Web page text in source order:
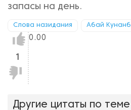
запасы на день.
Слова назидания Абай
Нравится!
Не
нравится!
0.00
Другие цитаты по теме